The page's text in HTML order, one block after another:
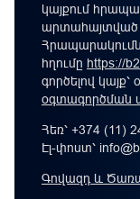
կայքում
արտահայտված
հղումը https://
գործելով
օգտագործման
Հեռ՝ +374 (11)
Էլ-փոստ՝
Գովազդ և